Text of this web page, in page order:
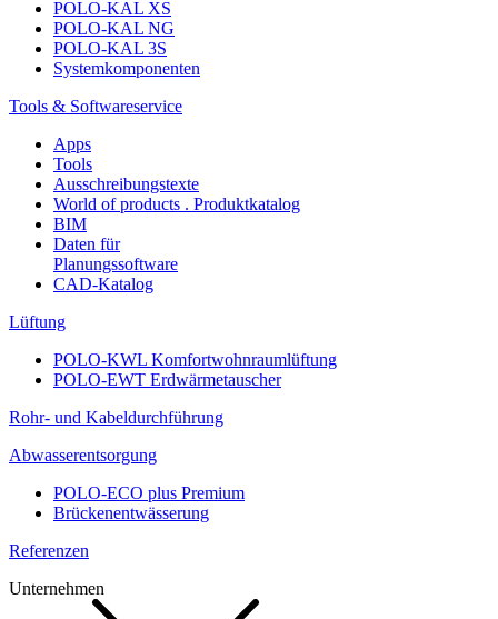
POLO-KAL XS
POLO-KAL NG
POLO-KAL 3S
Systemkomponenten
Tools & Softwareservice
Apps
Tools
Ausschreibungstexte
World of products . Produktkatalog
BIM
Daten für
Planungssoftware
CAD-Katalog
Lüftung
POLO-KWL Komfortwohnraumlüftung
POLO-EWT Erdwärmetauscher
Rohr- und Kabeldurchführung
Abwasserentsorgung
POLO-ECO plus Premium
Brückenentwässerung
Referenzen
Unternehmen